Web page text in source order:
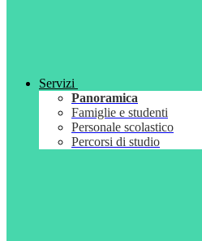
Servizi
Panoramica
Famiglie e studenti
Personale scolastico
Percorsi di studio